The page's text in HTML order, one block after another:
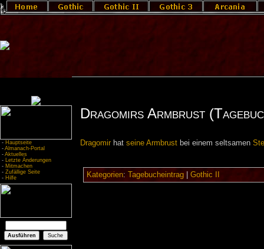
- Hauptseite
- Almanach-Portal
- Aktuelles
- Letzte Änderungen
- Mitmachen
- Zufällige Seite
- Hilfe
Dragomirs Armbrust
Dragomirhat seine Armbrustbei einem seltsamen
Kategorien: Tagebucheintrag| Gothic II